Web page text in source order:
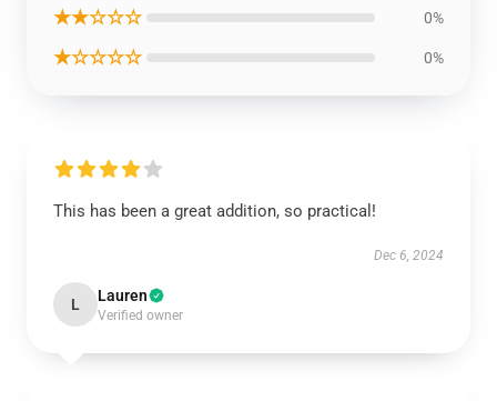
★★☆☆☆ 0%
★☆☆☆☆ 0%
This has been a great addition, so practical!
Dec 6, 2024
L Lauren
Verified owner